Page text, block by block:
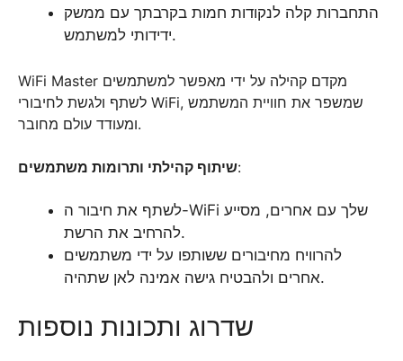
התחברות קלה לנקודות חמות בקרבתך עם ממשק
ידידותי למשתמש.
WiFi Master מקדם קהילה על ידי מאפשר למשתמשים
לשתף ולגשת לחיבורי WiFi, שמשפר את חוויית המשתמש
ומעודד עולם מחובר.
שיתוף קהילתי ותרומות משתמשים:
לשתף את חיבור ה-WiFi שלך עם אחרים, מסייע
להרחיב את הרשת.
להרוויח מחיבורים ששותפו על ידי משתמשים
אחרים ולהבטיח גישה אמינה לאן שתהיה.
שדרוג ותכונות נוספות